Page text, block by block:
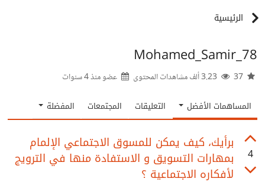
الرئيسية
Mohamed_Samir_78
عضو منذ4 سنوات
المساهمات الأفضل التعليقات المجتمعات المفضلة
4
برأيك، كيف يمكن للمسوق الاجتماعي الإلمام
بمهارات التسويق و الاستفادة منها في الترويج
لأفكاره الاجتماعية ؟